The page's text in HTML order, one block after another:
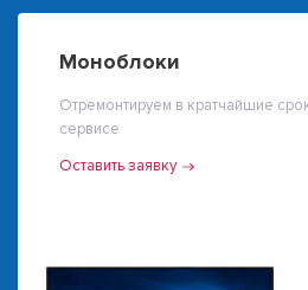
Моноблоки
Отремонтируем в кратчайшие
сервисе
Оставить заявку